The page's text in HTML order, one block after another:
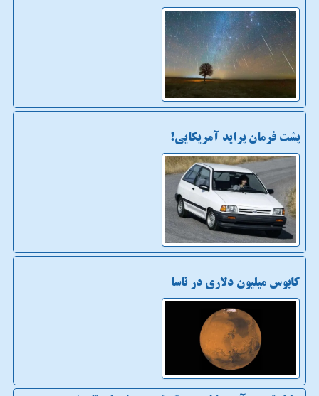
پشت فرمان پراید آمریکایی!
کابوس میلیون دلاری در ناسا